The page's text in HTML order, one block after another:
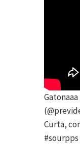
Curta,